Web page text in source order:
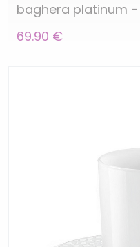
baghera platinum
69.90 €